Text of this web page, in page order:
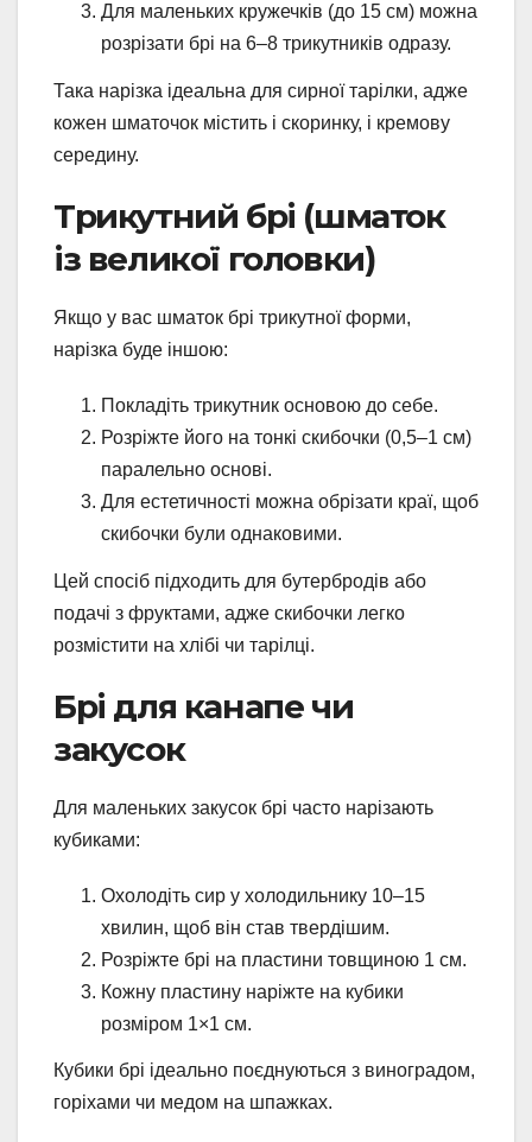
Для маленьких кружечків (до 15 см) можна
розрізати брі на 6–8 трикутників одразу.
Така нарізка ідеальна для сирної тарілки, адже
кожен шматочок містить і скоринку, і кремову
середину.
Трикутний брі (шматок
із великої головки)
Якщо у вас шматок брі трикутної форми,
нарізка буде іншою:
Покладіть трикутник основою до себе.
Розріжте його на тонкі скибочки (0,5–1 см)
паралельно основі.
Для естетичності можна обрізати краї, щоб
скибочки були однаковими.
Цей спосіб підходить для бутербродів або
подачі з фруктами, адже скибочки легко
розмістити на хлібі чи тарілці.
Брі для канапе чи
закусок
Для маленьких закусок брі часто нарізають
кубиками:
Охолодіть сир у холодильнику 10–15
хвилин, щоб він став твердішим.
Розріжте брі на пластини товщиною 1 см.
Кожну пластину наріжте на кубики
розміром 1×1 см.
Кубики брі ідеально поєднуються з виноградом,
горіхами чи медом на шпажках.